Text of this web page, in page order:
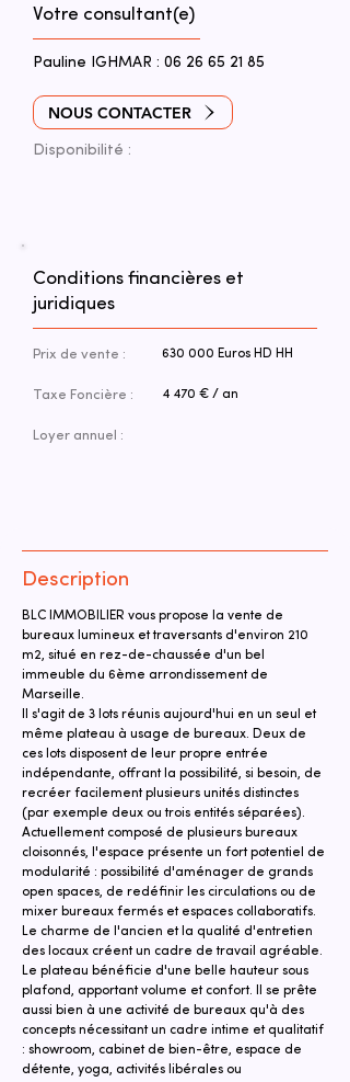
Votre consultant(e)
Pauline IGHMAR : 06 26 65 21 85
NOUS CONTACTER
Disponibilité :
Conditions financières et
juridiques
Prix de vente : 630 000 Euros HD HH
Taxe Foncière : 4 470 € / an
Loyer annuel :
Description
BLC IMMOBILIER vous propose la vente de
bureaux lumineux et traversants d'environ 210
m2, situé en rez-de-chaussée d'un bel
immeuble du 6ème arrondissement de
Marseille.
Il s'agit de 3 lots réunis aujourd'hui en un seul et
même plateau à usage de bureaux. Deux de
ces lots disposent de leur propre entrée
indépendante, offrant la possibilité, si besoin, de
recréer facilement plusieurs unités distinctes
(par exemple deux ou trois entités séparées).
Actuellement composé de plusieurs bureaux
cloisonnés, l'espace présente un fort potentiel de
modularité : possibilité d'aménager de grands
open spaces, de redéfinir les circulations ou de
mixer bureaux fermés et espaces collaboratifs.
Le charme de l'ancien et la qualité d'entretien
des locaux créent un cadre de travail agréable.
Le plateau bénéficie d'une belle hauteur sous
plafond, apportant volume et confort. Il se prête
aussi bien à une activité de bureaux qu'à des
concepts nécessitant un cadre intime et qualitatif
: showroom, cabinet de bien-être, espace de
détente, yoga, activités libérales ou